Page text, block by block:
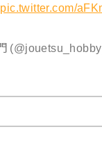
pic.twitter.com/